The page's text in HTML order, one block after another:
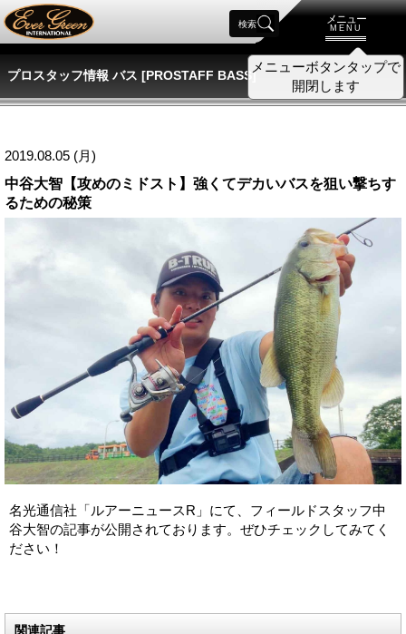
メニュー
MENU
検索
プロスタッフ情報 バス [PROSTAFF BASS]
2019.08.05 (月)
中谷大智【攻めのミドスト】強くてデカいバスを狙い撃ちす
るための秘策
名光通信社「ルアーニュースR」にて、フィールドスタッフ中
谷大智の記事が公開されております。ぜひチェックしてみてく
ださい！
関連記事